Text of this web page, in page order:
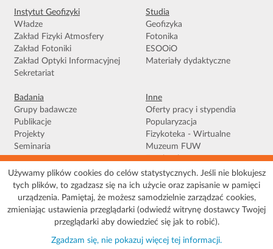
Instytut Geofizyki
Władze
Zakład Fizyki Atmosfery
Zakład Fotoniki
Zakład Optyki Informacyjnej
Sekretariat
Studia
Geofizyka
Fotonika
ESOOiO
Materiały dydaktyczne
Badania
Grupy badawcze
Publikacje
Projekty
Seminaria
Inne
Oferty pracy i stypendia
Popularyzacja
Fizykoteka - Wirtualne
Muzeum FUW
Warunki korzystania|Polityka prywatności |Pliki Cookies | Deklaracja
dostępności| Mapa serwisu
© 2026 Uniwersytet Warszawski, Wydział Fizyki, Instytut Geofizyki, ul. Pasteura 5,
02-093 Warszawa
Używamy plików cookies do celów statystycznych. Jeśli nie blokujesz
tych plików, to zgadzasz się na ich użycie oraz zapisanie w pamięci
urządzenia. Pamiętaj, że możesz samodzielnie zarządzać cookies,
zmieniając ustawienia przeglądarki (odwiedź witrynę dostawcy Twojej
przeglądarki aby dowiedzieć się jak to robić).
Zgadzam się, nie pokazuj więcej tej informacji.